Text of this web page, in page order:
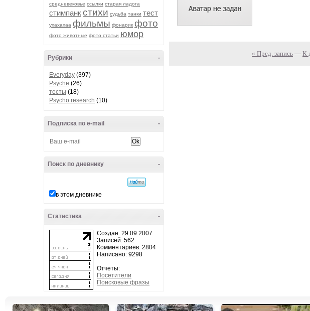
средневековье ссылки старая ладога
стимпанкстихи судьба танки тест
ухахахаа фильмы фонарик фото
фото животные фото статьи юмор
-
Рубрики
Everyday (397)
Psyche (26)
тесты (18)
Psycho research (10)
-
Подписка по e-mail
-
Поиск по дневнику
в этом дневнике
-
Статистика
Создан: 29.09.2007
Записей: 562
Комментариев: 2804
Написано: 9298
Отчеты:
Посетители
Поисковые фразы
« Пред. запись — К